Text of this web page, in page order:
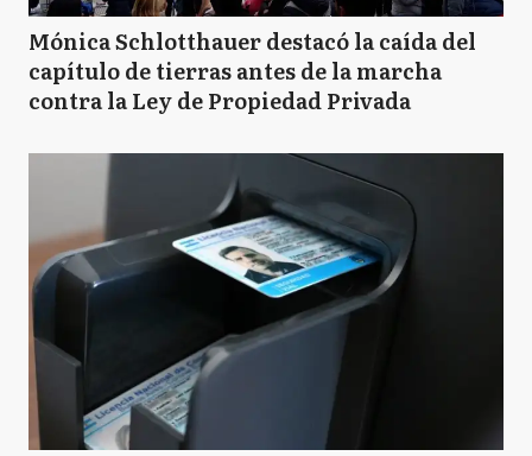
Mónica Schlotthauer destacó la caída del
capítulo de tierras antes de la marcha
contra la Ley de Propiedad Privada